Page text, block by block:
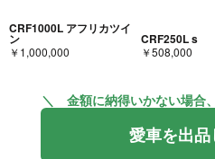
CRF1000L アフリカツイ
ン
￥1,000,000
CRF250L s
￥508,000
＼ 金額に納得いかない場合
愛車を出